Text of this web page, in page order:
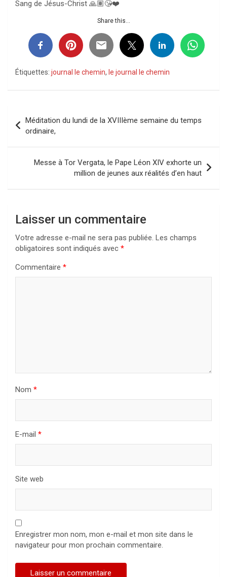
Sang de Jésus-Christ 🙏🏽😘❤️
Share this...
Étiquettes: journal le chemin, le journal le chemin
de
l’article
Méditation du lundi de la XVIIIème semaine du temps
ordinaire,
Messe à Tor Vergata, le Pape Léon XIV exhorte un
million de jeunes aux réalités d’en haut
Laisser un commentaire
Votre adresse e-mail ne sera pas publiée. Les champs
obligatoires sont indiqués avec *
Commentaire *
Nom *
E-mail *
Site web
Enregistrer mon nom, mon e-mail et mon site dans le
navigateur pour mon prochain commentaire.